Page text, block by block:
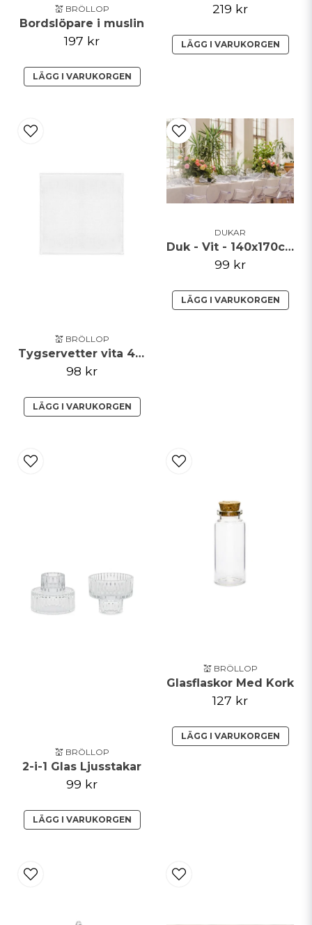
💒 BRÖLLOP
Bordslöpare i muslin
197 kr
LÄGG I VARUKORGEN
219 kr
LÄGG I VARUKORGEN
💒 BRÖLLOP
Tygservetter vita 4 pack
98 kr
LÄGG I VARUKORGEN
DUKAR
Duk - Vit - 140x170cm
99 kr
LÄGG I VARUKORGEN
💒 BRÖLLOP
2-i-1 Glas Ljusstakar
99 kr
LÄGG I VARUKORGEN
💒 BRÖLLOP
Glasflaskor Med Kork
127 kr
LÄGG I VARUKORGEN